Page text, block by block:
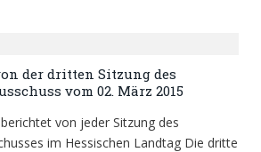
der dritten Sitzung des
vom 02. März 2015
von jeder Sitzung des
im Hessischen Landtag Die dritte